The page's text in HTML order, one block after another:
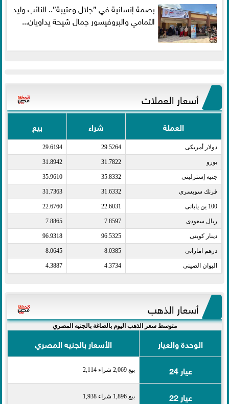
بصمة إنسانية في ”جلال وعتيبة”.. النائب وليد
التمامي والبروفيسور جمال شيحة يداويان...
أسعار العملات
العملة شراء بيع
دولار أمريكى​ 29.5264
29.6194
يورو​ 31.7822
31.8942
جنيه إسترلينى​ 35.8332
35.9610
فرنك سويسرى​ 31.6332
31.7363
100 ين يابانى​ 22.6031
22.6760
ريال سعودى​ 7.8597
7.8865
دينار كويتى​ 96.5325
96.9318
درهم اماراتى​ 8.0385
8.0645
اليوان الصينى​ 4.3734
4.3887
أسعار الذهب
متوسط سعر الذهب اليوم بالصاغة بالجنيه المصري
الوحدة والعيار
الأسعار بالجنيه المصري
عيار 24
بيع 2,069 شراء 2,114
عيار 22 بيع 1,896 شراء 1,938